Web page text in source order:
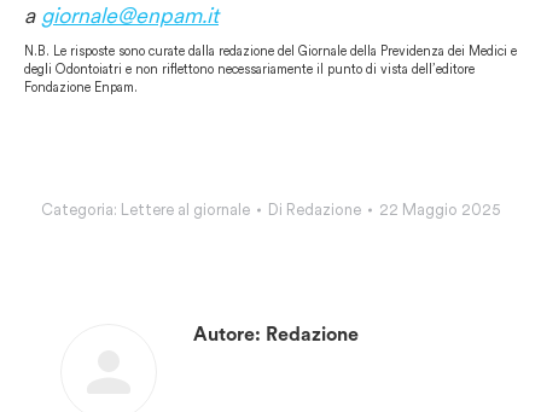
a giornale@enpam.it
N.B. Le risposte sono curate dalla redazione del Giornale della Previdenza dei Medici e
degli Odontoiatri e non riflettono necessariamente il punto di vista dell’editore
Fondazione Enpam.
Categoria: Lettere al giornale Di Redazione 22 Maggio 2025
Autore: Redazione